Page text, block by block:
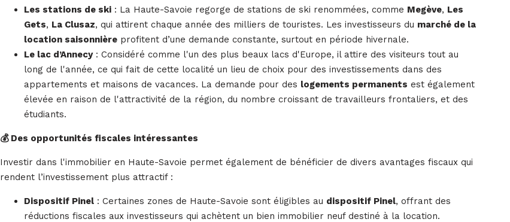
Les stations de ski : La Haute-Savoie regorge de stations de ski renommées, comme Megève, Les
Gets, La Clusaz, qui attirent chaque année des milliers de touristes. Les investisseurs du marché de la
location saisonnière profitent d’une demande constante, surtout en période hivernale.
Le lac d’Annecy: Considéré comme l'un des plus beaux lacs d'Europe, il attire des visiteurs tout au
long de l'année, ce qui fait de cette localité un lieu de choix pour des investissements dans des
appartements et maisons de vacances. La demande pour des logements permanents est également
élevée en raison de l'attractivité de la région, du nombre croissant de travailleurs frontaliers, et des
étudiants.
💰 Des opportunités fiscales intéressantes
Investir dans l'immobilier en Haute-Savoie permet également de bénéficier de divers avantages fiscaux qui
rendent l’investissement plus attractif :
Dispositif Pinel : Certaines zones de Haute-Savoie sont éligibles au dispositif Pinel, offrant des
réductions fiscales aux investisseurs qui achètent un bien immobilier neuf destiné à la location.